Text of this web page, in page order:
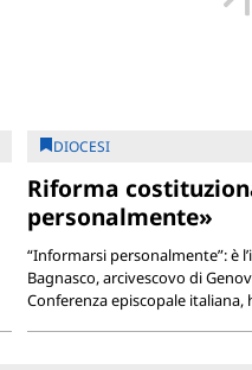
DIOCESI
Riforma
personalmente»
“Informarsi personalmente”: è
Bagnasco, arcivescovo di
Conferenza episcopale italiana,